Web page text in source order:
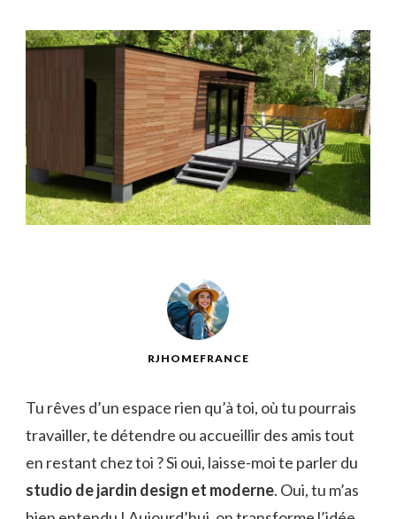
RJHOMEFRANCE
Tu rêves d’un espace rien qu’à toi, où tu pourrais
travailler, te détendre ou accueillir des amis tout
en restant chez toi ? Si oui, laisse-moi te parler du
studio de jardin design et moderne. Oui, tu m’as